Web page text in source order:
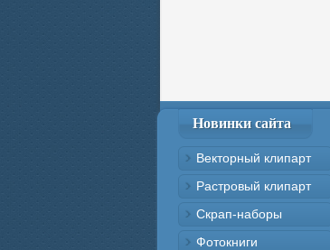
Новинки сайта
Векторный клипарт
Растровый клипарт
Скрап-наборы
Фотокниги